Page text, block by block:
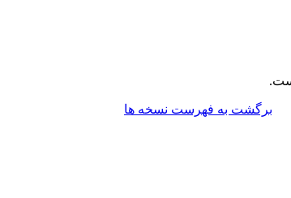
برگشت به فهرست نسخه ها